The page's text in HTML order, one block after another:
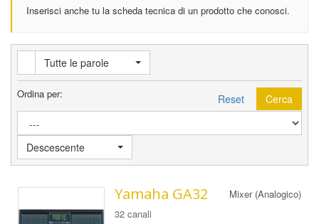
Inserisci anche tu la scheda tecnica di un prodotto che conosci.
Tutte le parole
Reset Cerca
Ordina per:
Descescente
Mixer (Analogico)
Yamaha GA32
32 canali